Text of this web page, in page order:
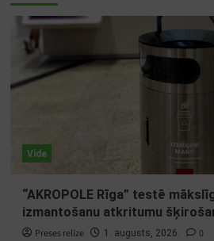
Vide
“AKROPOLE Rīga” testē
izmantošanu atkritumu
Preses relīze 1. augusts, 2026. 0